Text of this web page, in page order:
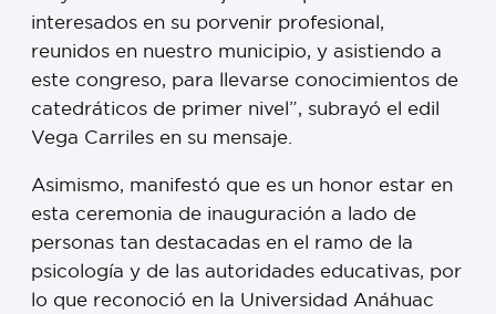
interesados en su porvenir profesional,
reunidos en nuestro municipio, y asistiendo a
este congreso, para llevarse conocimientos de
catedráticos de primer nivel”, subrayó el edil
Vega Carriles en su mensaje.
Asimismo, manifestó que es un honor estar en
esta ceremonia de inauguración a lado de
personas tan destacadas en el ramo de la
psicología y de las autoridades educativas, por
lo que reconoció en la Universidad Anáhuac